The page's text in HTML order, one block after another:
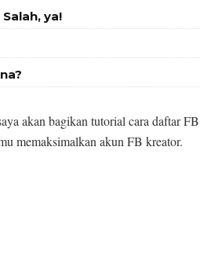
ya!
akan bagikan tutorial cara daftar FB
memaksimalkan akun FB kreator.